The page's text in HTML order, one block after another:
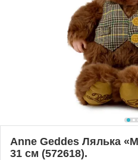
Anne Geddes Лялька
31 см (572618).